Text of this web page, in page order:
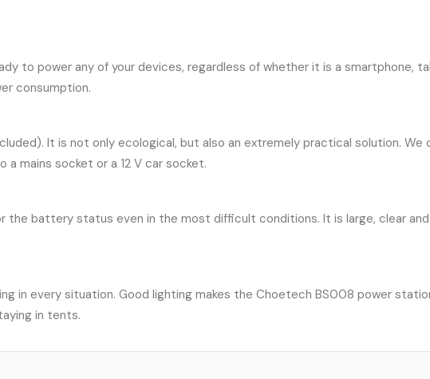
to power any of your devices, regardless of whether it is a smartphone,
consumption.
It is not only ecological, but also an extremely practical solution. We
mains socket or a 12 V car socket.
the battery status even in the most difficult conditions. It is large, clear and
in every situation. Good lighting makes the Choetech BS008 power
in tents.